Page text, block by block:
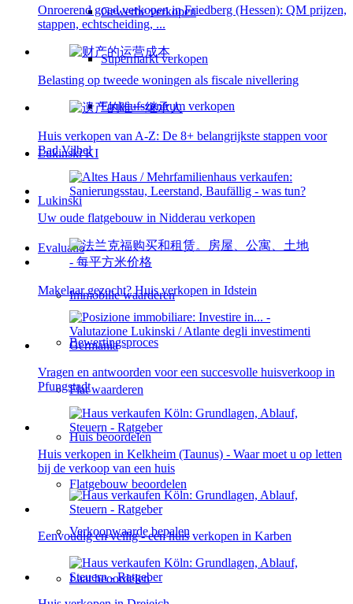
Gewerbe verkopen
Supermarkt verkopen
Einkaufszentrum verkopen
Lukinski KI
Lukinski
Evaluatie
Immobilie waarderen
Bewertingsproces
Flat waarderen
Huis beoordelen
Flatgebouw beoordelen
Verkoopwaarde bepalen
Laat beoordelen
Onroerend goed verkopen in Friedberg (Hessen): QM prijzen,
stappen, echtscheiding, ...
Belasting op tweede woningen als fiscale nivellering
Huis verkopen van A-Z: De 8+ belangrijkste stappen voor
Bad Vilbel
Uw oude flatgebouw in Nidderau verkopen
Makelaar gezocht? Huis verkopen in Idstein
Vragen en antwoorden voor een succesvolle huisverkoop in
Pfungstadt
Huis verkopen in Kelkheim (Taunus) - Waar moet u op letten
bij de verkoop van een huis
Eenvoudig en veilig - een huis verkopen in Karben